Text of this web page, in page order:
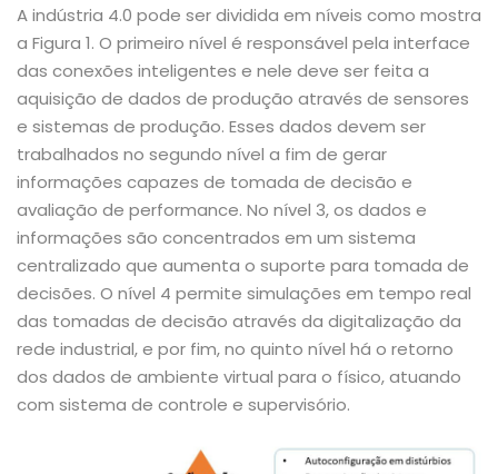
A indústria 4.0 pode ser dividida em níveis como mostra
a Figura 1. O primeiro nível é responsável pela interface
das conexões inteligentes e nele deve ser feita a
aquisição de dados de produção através de sensores
e sistemas de produção. Esses dados devem ser
trabalhados no segundo nível a fim de gerar
informações capazes de tomada de decisão e
avaliação de performance. No nível 3, os dados e
informações são concentrados em um sistema
centralizado que aumenta o suporte para tomada de
decisões. O nível 4 permite simulações em tempo real
das tomadas de decisão através da digitalização da
rede industrial, e por fim, no quinto nível há o retorno
dos dados de ambiente virtual para o físico, atuando
com sistema de controle e supervisório.